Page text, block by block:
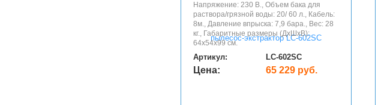
Напряжение: 230 В., Объем бака для
раствора/грязной воды: 20/ 60 л., Кабель:
8м., Давление впрыска: 7,9 бара., Вес: 28
кг., Габаритные размеры (ДхШхВ):
64х54х99 см.
Артикул: LC-602SC
Цена: 65 229 руб.